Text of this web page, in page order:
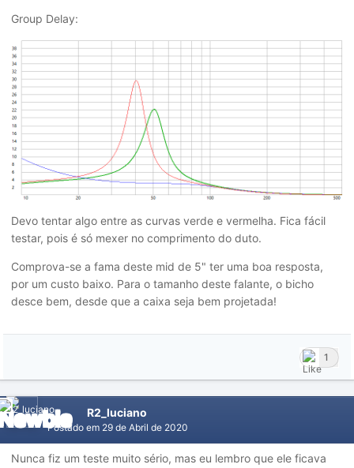
Group Delay:
Devo tentar algo entre as curvas verde e vermelha. Fica fácil
testar, pois é só mexer no comprimento do duto.
Comprova-se a fama deste mid de 5" ter uma boa resposta,
por um custo baixo. Para o tamanho deste falante, o bicho
desce bem, desde que a caixa seja bem projetada!
1
R2_luciano
Postado em 29 de Abril de 2020
Nunca fiz um teste muito sério, mas eu lembro que ele ficava